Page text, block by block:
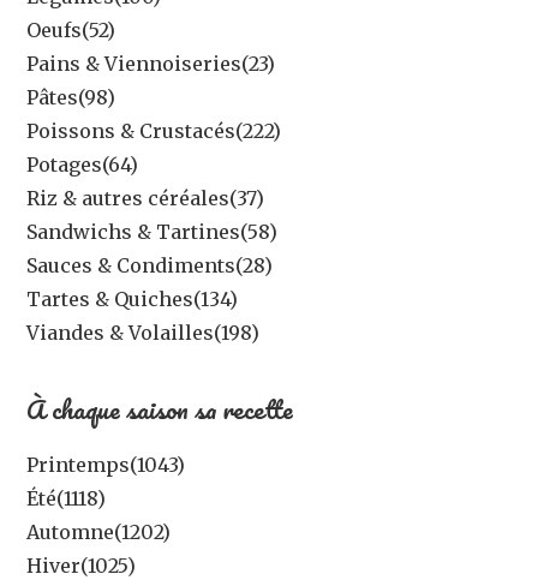
Oeufs(52)
Pains & Viennoiseries(23)
Pâtes(98)
Poissons & Crustacés(222)
Potages(64)
Riz & autres céréales(37)
Sandwichs & Tartines(58)
Sauces & Condiments(28)
Tartes & Quiches(134)
Viandes & Volailles(198)
À chaque saison sa recette
Printemps(1043)
Été(1118)
Automne(1202)
Hiver(1025)